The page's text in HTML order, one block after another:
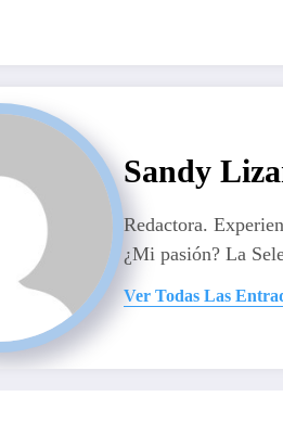
Sandy
Redactora.
¿Mi pasión? La
Ver Todas Las